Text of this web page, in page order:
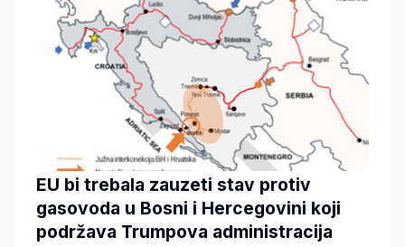
EU bi trebala zauzeti stav protiv
gasovoda u Bosni i Hercegovini koji
podržava Trumpova administracija